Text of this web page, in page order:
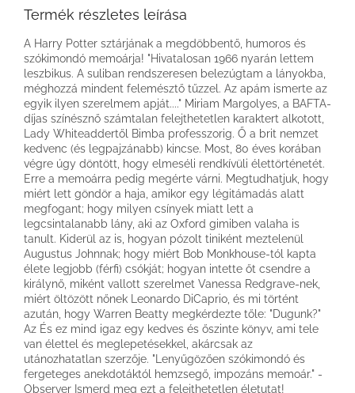
Termék részletes leírása
A Harry Potter sztárjának a megdöbbentő, humoros és
szókimondó memoárja! "Hivatalosan 1966 nyarán lettem
leszbikus. A suliban rendszeresen belezúgtam a lányokba,
méghozzá mindent felemésztő tűzzel. Az apám ismerte az
egyik ilyen szerelmem apját...." Miriam Margolyes, a BAFTA-
díjas színésznő számtalan felejthetetlen karaktert alkotott,
Lady Whiteaddertől Bimba professzorig. Ő a brit nemzet
kedvenc (és legpajzánabb) kincse. Most, 80 éves korában
végre úgy döntött, hogy elmeséli rendkívüli élettörténetét.
Erre a memoárra pedig megérte várni. Megtudhatjuk, hogy
miért lett göndör a haja, amikor egy légitámadás alatt
megfogant; hogy milyen csínyek miatt lett a
legcsintalanabb lány, aki az Oxford gimiben valaha is
tanult. Kiderül az is, hogyan pózolt tiniként meztelenül
Augustus Johnnak; hogy miért Bob Monkhouse-tól kapta
élete legjobb (férfi) csókját; hogyan intette őt csendre a
királynő, miként vallott szerelmet Vanessa Redgrave-nek,
miért öltözött nőnek Leonardo DiCaprio, és mi történt
azután, hogy Warren Beatty megkérdezte tőle: "Dugunk?"
Az És ez mind igaz egy kedves és őszinte könyv, ami tele
van élettel és meglepetésekkel, akárcsak az
utánozhatatlan szerzője. "Lenyűgözően szókimondó és
fergeteges anekdotáktól hemzsegő, impozáns memoár." -
Observer Ismerd meg ezt a felejthetetlen életutat!